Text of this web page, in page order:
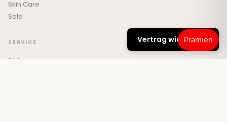
Skin Care
Sale
SERVICE
FAQ
Vertrag widerrufen